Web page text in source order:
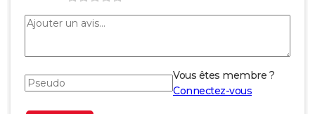
Vous êtes membre ?
Connectez-vous